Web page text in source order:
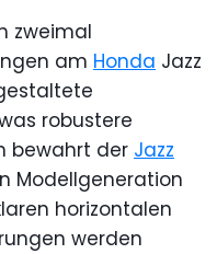
zweimal
am Honda Jazz
robustere
bewahrt der Jazz
Modellgeneration
horizontalen
werden